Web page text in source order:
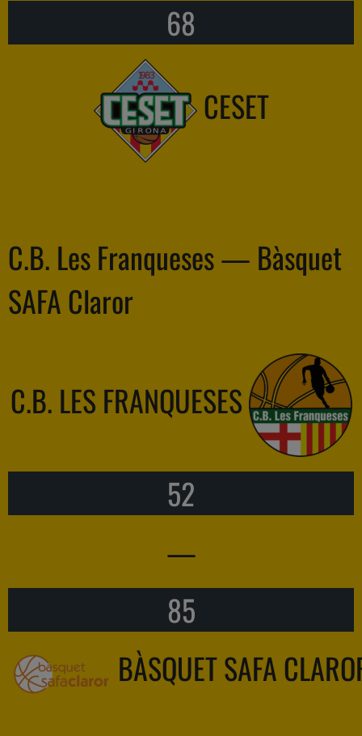
68
CESET
C.B. Les Franqueses — Bàsquet
SAFA Claror
C.B. LES FRANQUESES
52
—
85
BÀSQUET SAFA